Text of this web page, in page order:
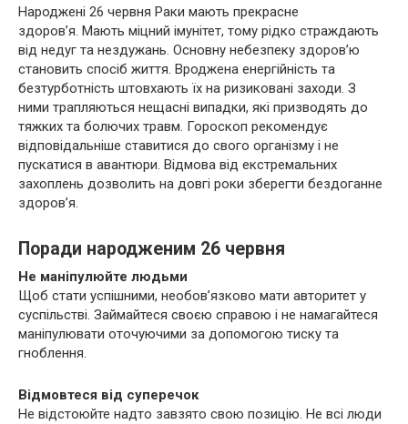
Народжені 26 червня Раки мають прекрасне
здоров’я. Мають міцний імунітет, тому рідко страждають
від недуг та нездужань. Основну небезпеку здоров’ю
становить спосіб життя. Вроджена енергійність та
безтурботність штовхають їх на ризиковані заходи. З
ними трапляються нещасні випадки, які призводять до
тяжких та болючих травм. Гороскоп рекомендує
відповідальніше ставитися до свого організму і не
пускатися в авантюри. Відмова від екстремальних
захоплень дозволить на довгі роки зберегти бездоганне
здоров’я.
Поради народженим 26 червня
Не маніпулюйте людьми
Щоб стати успішними, необов’язково мати авторитет у
суспільстві. Займайтеся своєю справою і не намагайтеся
маніпулювати оточуючими за допомогою тиску та
гноблення.
Відмовтеся від суперечок
Не відстоюйте надто завзято свою позицію. Не всі люди